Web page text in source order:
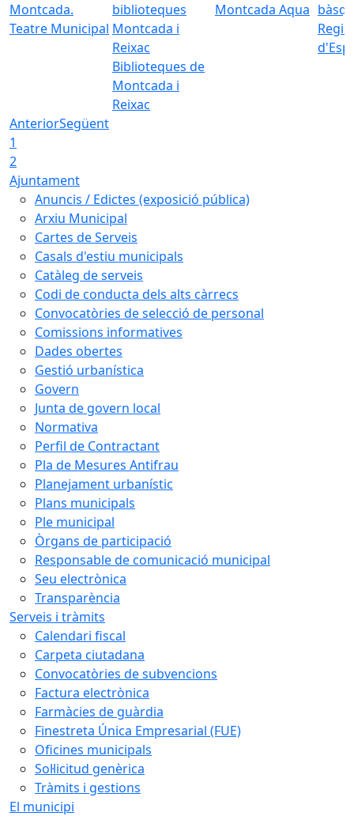
Teatre Municipal
Biblioteques de
Montcada i
Reixac
Montcada Aqua
AnteriorSegüent
1
2
Ajuntament
Anuncis / Edictes (exposició pública)
Arxiu Municipal
Cartes de Serveis
Casals d'estiu municipals
Catàleg de serveis
Codi de conducta dels alts càrrecs
Convocatòries de selecció de personal
Comissions informatives
Dades obertes
Gestió urbanística
Govern
Junta de govern local
Normativa
Perfil de Contractant
Pla de Mesures Antifrau
Planejament urbanístic
Plans municipals
Ple municipal
Òrgans de participació
Responsable de comunicació municipal
Seu electrònica
Transparència
Serveis i tràmits
Calendari fiscal
Carpeta ciutadana
Convocatòries de subvencions
Factura electrònica
Farmàcies de guàrdia
Finestreta Única Empresarial (FUE)
Oficines municipals
Sol·licitud genèrica
Tràmits i gestions
El municipi